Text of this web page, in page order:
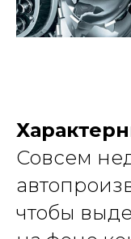
Совсем
чтобы